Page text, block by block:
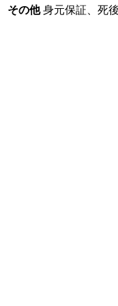
その他 身元保証、死